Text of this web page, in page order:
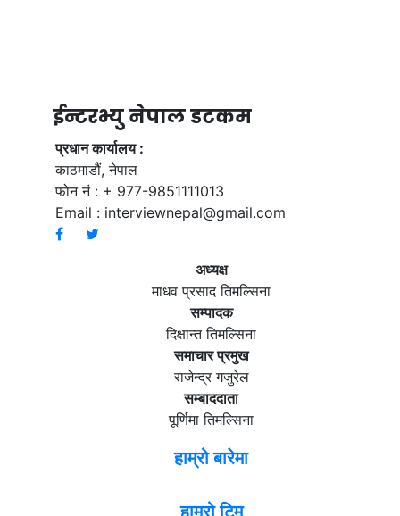
ईन्टरभ्यु नेपाल डटकम
प्रधान कार्यालय :
काठमाडौं, नेपाल
फोन नं : + 977-9851111013
Email : interviewnepal@gmail.com
अध्यक्ष
माधव प्रसाद तिमल्सिना
सम्पादक
दिक्षान्त तिमल्सिना
समाचार प्रमुख
राजेन्द्र गजुरेल
सम्बाददाता
पूर्णिमा तिमल्सिना
हाम्रो बारेमा